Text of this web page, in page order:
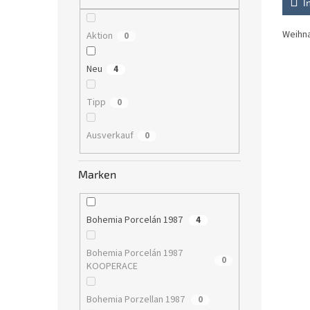
Aktion 0
Neu 4
Tipp 0
Ausverkauf 0
Marken
Bohemia Porcelán 1987 4
Bohemia Porcelán 1987
KOOPERACE
0
Bohemia Porzellan 1987 0